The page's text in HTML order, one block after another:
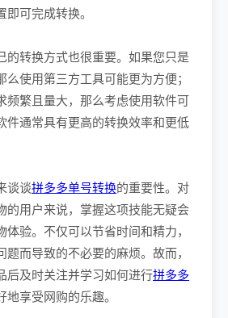
可完成转换。
的转换方式也很重要。如果您只是
使用第三方工具可能更为方便；
频繁且量大，那么考虑使用软件可
件通常具有更高的转换效率和更低
谈谈拼多多单号转换的重要性。对
的用户来说，掌握这项技能无疑会
验。不仅可以节省时间和精力，
而导致的不必要的麻烦。故而，
后及时关注并学习如何进行拼多多
地享受网购的乐趣。